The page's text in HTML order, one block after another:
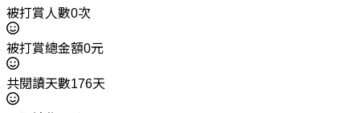
被打賞人數0次
被打賞總金額0元
共閱讀天數176天